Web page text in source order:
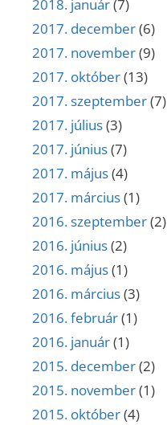
2018. január(7)
2017. december(6)
2017. november(9)
2017. október(13)
2017. szeptember(7)
2017. július(3)
2017. június(7)
2017. május(4)
2017. március(1)
2016. szeptember(2)
2016. június(2)
2016. május(1)
2016. március(3)
2016. február(1)
2016. január(1)
2015. december(2)
2015. november(1)
2015. október(4)